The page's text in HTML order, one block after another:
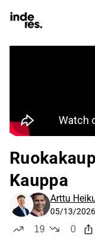
Kauppa
Arttu
05/13/
19
0